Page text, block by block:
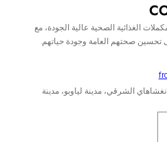
الغذائية الصحية عالية الجودة، مع
صحتهم العامة وجودة حياتهم.
128، طريق هوانغشاهاي الشرقي، مدينة لياوبو، مدينة